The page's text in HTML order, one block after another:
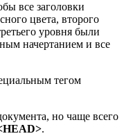
все заголовки
цвета, второго
уровня были
начертанием и все
тегом
но чаще всего
.